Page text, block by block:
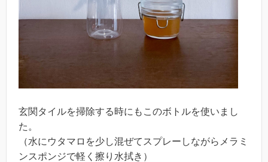
玄関タイルを掃除する時にもこのボトルを使いまし
た。
（水にウタマロを少し混ぜてスプレーしながらメラミ
ンスポンジで軽く擦り水拭き）